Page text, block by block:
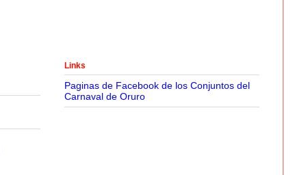
Links
Paginas de Facebook de los Conjuntos del
Carnaval de Oruro